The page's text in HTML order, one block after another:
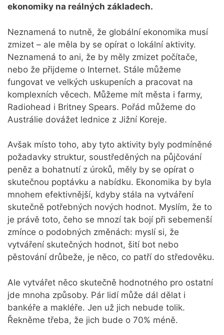
ekonomiky na reálných základech.
Neznamená to nutně, že globální ekonomika musí
zmizet – ale měla by se opírat o lokální aktivity.
Neznamená to ani, že by měly zmizet počítače,
nebo že přijdeme o Internet. Stále můžeme
fungovat ve velkých uskupeních a pracovat na
komplexních věcech. Můžeme mít města i farmy,
Radiohead i Britney Spears. Pořád můžeme do
Austrálie dovážet lednice z Jižní Koreje.
Avšak místo toho, aby tyto aktivity byly podmíněné
požadavky struktur, soustředěných na půjčování
peněz a bohatnutí z úroků, měly by se opírat o
skutečnou poptávku a nabídku. Ekonomika by byla
mnohem efektivnější, kdyby stála na vytváření
skutečně potřebných nových hodnot. Myslím, že to
je právě toto, čeho se mnozí tak bojí při sebemenší
zmínce o podobných změnách: myslí si, že
vytváření skutečných hodnot, šití bot nebo
pěstování drůbeže, je něco, co patří do středověku.
Ale vytvářet něco skutečně hodnotného pro ostatní
jde mnoha způsoby. Pár lidí může dál dělat i
bankéře a makléře. Jen už jich nebude tolik.
Řekněme třeba, že jich bude o 70% méně.